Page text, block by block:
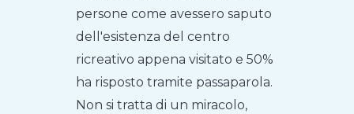
persone come avessero saputo
dell'esistenza del centro
ricreativo appena visitato e 50%
ha risposto tramite passaparola.
Non si tratta di un miracolo,